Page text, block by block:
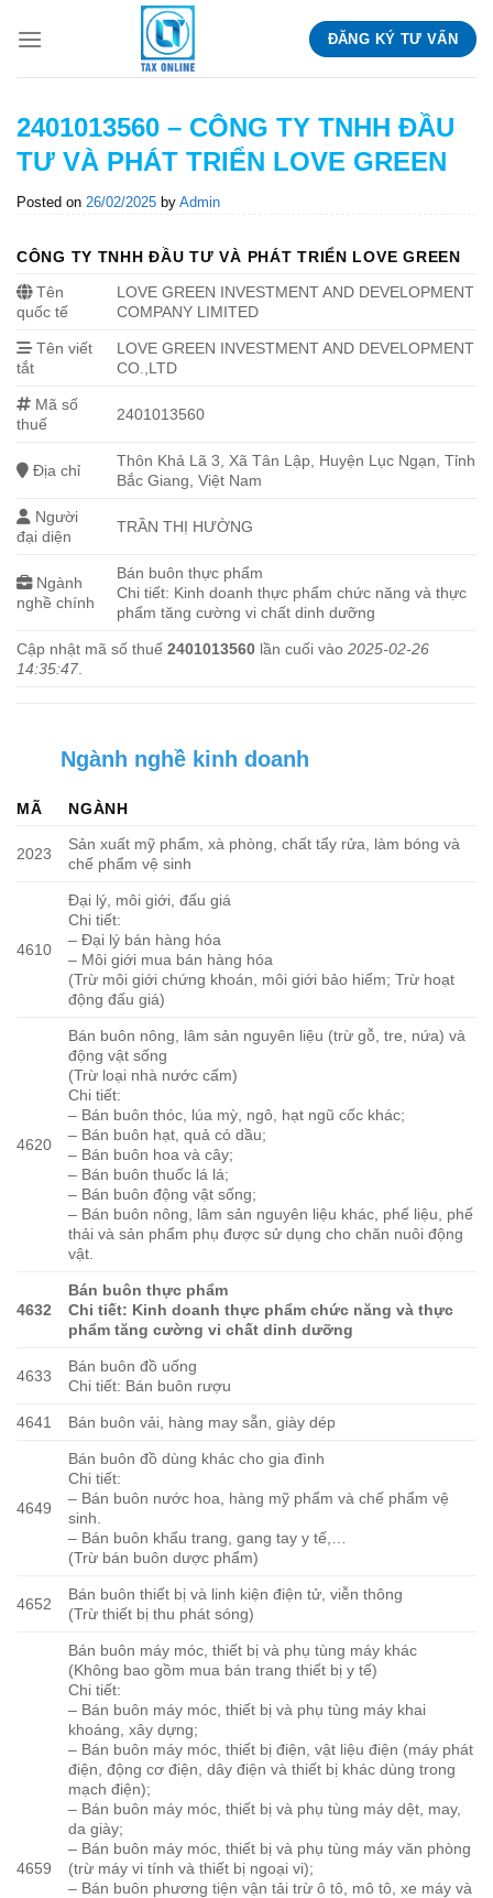
ĐĂNG KÝ TƯ VẤN
2401013560 – CÔNG TY TNHH ĐẦU
TƯ VÀ PHÁT TRIỂN LOVE GREEN
Posted on 26/02/2025 by Admin
CÔNG TY TNHH ĐẦU TƯ VÀ PHÁT TRIỂN LOVE GREEN
Tên
quốc tế
LOVE GREEN INVESTMENT AND DEVELOPMENT
COMPANY LIMITED
Tên viết
tắt
LOVE GREEN INVESTMENT AND DEVELOPMENT
CO.,LTD
Mã số
thuế
2401013560
Địa chỉ
Thôn Khả Lã 3, Xã Tân Lập, Huyện Lục Ngạn, Tỉnh
Bắc Giang, Việt Nam
Người
đại diện
TRẦN THỊ HƯỜNG
Ngành
nghề chính
Bán buôn thực phẩm
Chi tiết: Kinh doanh thực phẩm chức năng và thực
phẩm tăng cường vi chất dinh dưỡng
Cập nhật mã số thuế 2401013560 lần cuối vào 2025-02-26
14:35:47
Ngành nghề kinh doanh
MÃ NGÀNH
2023
Sản xuất mỹ phẩm, xà phòng, chất tẩy rửa, làm bóng và
chế phẩm vệ sinh
4610
Đại lý, môi giới, đấu giá
Chi tiết:
– Đại lý bán hàng hóa
– Môi giới mua bán hàng hóa
(Trừ môi giới chứng khoán, môi giới bảo hiểm; Trừ hoạt
động đấu giá)
4620
Bán buôn nông, lâm sản nguyên liệu (trừ gỗ, tre, nứa) và
động vật sống
(Trừ loại nhà nước cấm)
Chi tiết:
– Bán buôn thóc, lúa mỳ, ngô, hạt ngũ cốc khác;
– Bán buôn hạt, quả có dầu;
– Bán buôn hoa và cây;
– Bán buôn thuốc lá lá;
– Bán buôn động vật sống;
– Bán buôn nông, lâm sản nguyên liệu khác, phế liệu, phế
thải và sản phẩm phụ được sử dụng cho chăn nuôi động
vật.
4632
Bán buôn thực phẩm
Chi tiết: Kinh doanh thực phẩm chức năng và thực
phẩm tăng cường vi chất dinh dưỡng
4633
Bán buôn đồ uống
Chi tiết: Bán buôn rượu
4641 Bán buôn vải, hàng may sẵn, giày dép
4649
Bán buôn đồ dùng khác cho gia đình
Chi tiết:
– Bán buôn nước hoa, hàng mỹ phẩm và chế phẩm vệ
sinh.
– Bán buôn khẩu trang, gang tay y tế,…
(Trừ bán buôn dược phẩm)
4652
Bán buôn thiết bị và linh kiện điện tử, viễn thông
(Trừ thiết bị thu phát sóng)
4659
Bán buôn máy móc, thiết bị và phụ tùng máy khác
(Không bao gồm mua bán trang thiết bị y tế)
Chi tiết:
– Bán buôn máy móc, thiết bị và phụ tùng máy khai
khoáng, xây dựng;
– Bán buôn máy móc, thiết bị điện, vật liệu điện (máy phát
điện, động cơ điện, dây điện và thiết bị khác dùng trong
mạch điện);
– Bán buôn máy móc, thiết bị và phụ tùng máy dệt, may,
da giày;
– Bán buôn máy móc, thiết bị và phụ tùng máy văn phòng
(trừ máy vi tính và thiết bị ngoại vi);
– Bán buôn phương tiện vận tải trừ ô tô, mô tô, xe máy và